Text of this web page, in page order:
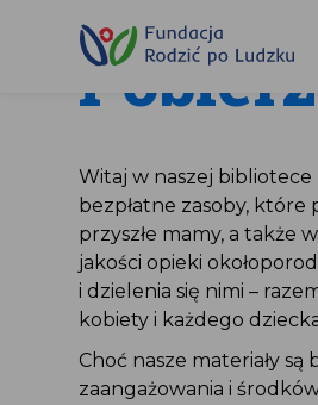
Witaj w naszej bibliotece
bezpłatne zasoby, które
przyszłe mamy, a także
jakości opieki
i dzielenia się nimi –
kobiety i każdego
Choć nasze materiały
zaangażowania i